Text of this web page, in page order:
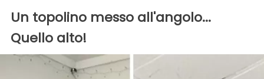
Un topolino messo all'angolo...
Quello alto!